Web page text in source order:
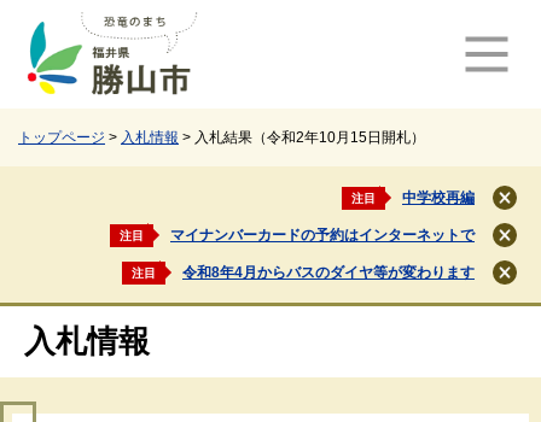
トップページ > 入札情報 > 入札結果（令和2年10月15日開札）
注目 中学校再編
閉
じ
る
注目 マイナンバーカードの予約はインターネットで
閉
じ
る
注目 令和8年4月からバスのダイヤ等が変わります
閉
じ
入札情報